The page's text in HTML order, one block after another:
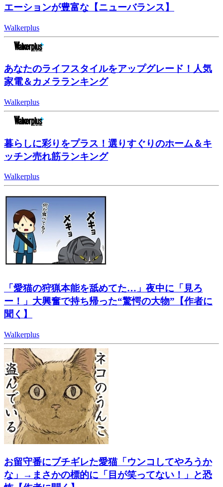
エーションが豊富な【ニューバランス】
Walkerplus
あなたのライフスタイルをアップグレード！人気
家電＆カメラランキング
Walkerplus
暮らしに彩りをプラス！選りすぐりのホーム＆キ
ッチン売れ筋ランキング
Walkerplus
「愛猫の狩猟本能を舐めてた…」夜中に「見ろ
ー！」大興奮で持ち帰った“驚愕の大物”【作者に
聞く】
Walkerplus
お留守番にブチギレた愛猫「ウンコしてやろうか
な」→まさかの標的に「目が笑ってない！」と恐